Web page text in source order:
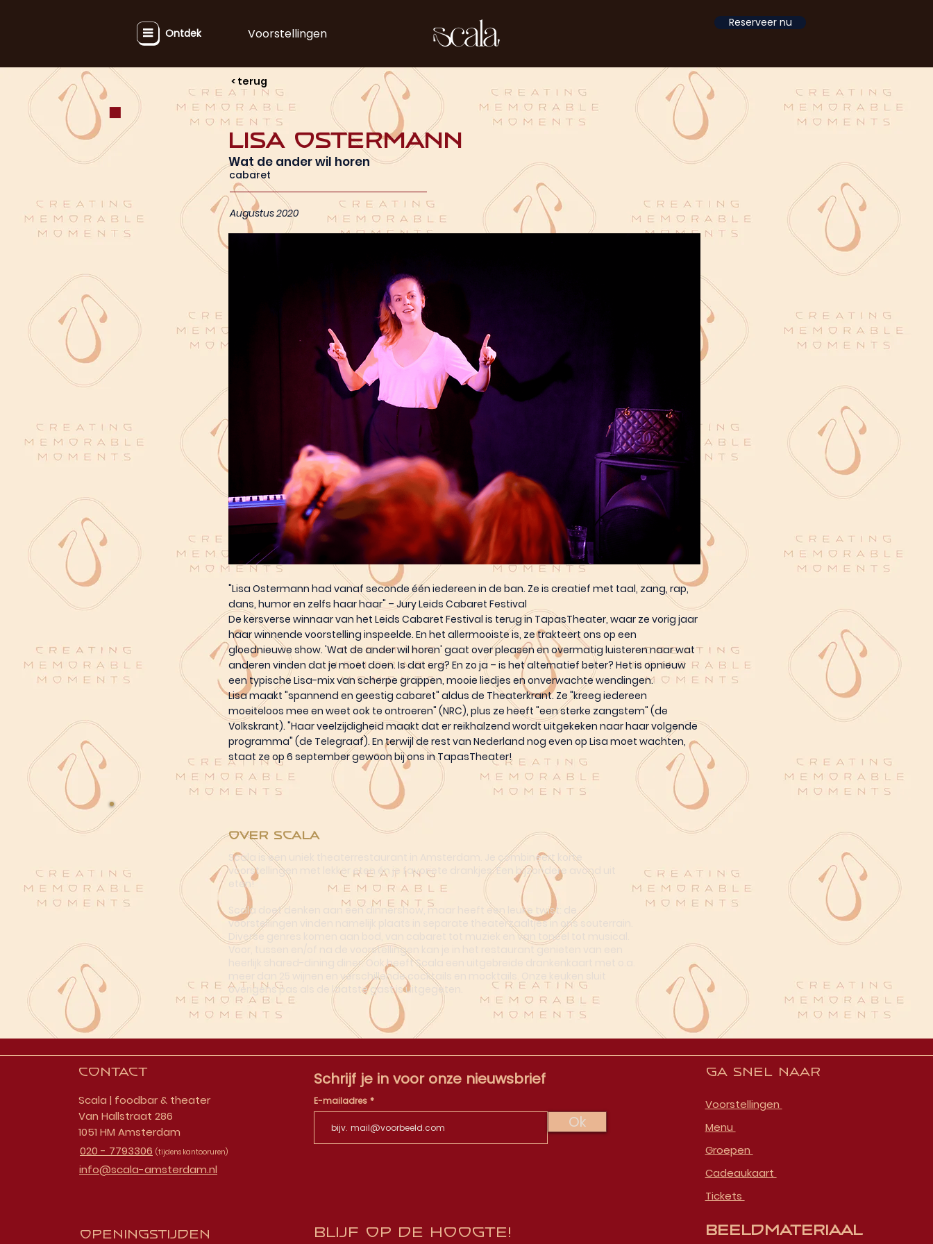
Ontdek Voorstellingen
Reserveer nu
< terug
cabaret
Lisa Ostermann
Wat de ander wil horen
Augustus 2020
"Lisa Ostermann had vanaf seconde één iedereen in de ban. Ze is creatief met taal, zang, rap,
dans, humor en zelfs haar haar" – Jury Leids Cabaret Festival
De kersverse winnaar van het Leids Cabaret Festival is terug in TapasTheater, waar ze vorig jaar
haar winnende voorstelling inspeelde. En het allermooiste is, ze trakteert ons op een
gloednieuwe show. 'Wat de ander wil horen' gaat over pleasen en overmatig luisteren naar wat
anderen vinden dat je moet doen. Is dat erg? En zo ja – is het alternatief beter? Het is opnieuw
een typische Lisa-mix van scherpe grappen, mooie liedjes en onverwachte wendingen.
Lisa maakt "spannend en geestig cabaret" aldus de Theaterkrant. Ze "kreeg iedereen
moeiteloos mee en weet ook te ontroeren" (NRC), plus ze heeft "een sterke zangstem" (de
Volkskrant). "Haar veelzijdigheid maakt dat er reikhalzend wordt uitgekeken naar haar volgende
programma" (de Telegraaf). En terwijl de rest van Nederland nog even op Lisa moet wachten,
staat ze op 6 september gewoon bij ons in TapasTheater!
Over Scala
Scala is een uniek theaterrestaurant in Amsterdam. Je combineert korte
voorstellingen met lekker eten én je favoriete drankjes. Een bijzondere avond uit
eten!
Scala doet denken aan een dinnershow, maar heeft een leuke twist: de
voorstellingen vinden namelijk plaats in separate theaterzaaltjes in ons souterrain.
Diverse genres komen aan bod, van cabaret tot muziek en van toneel tot musical.
Voor, tussen en/of na de voorstellingen kan je in het restaurant genieten van een
heerlijk shared-dining diner. Ook heeft Scala een uitgebreide drankenkaart met o.a.
meer dan 25 wijnen en verschillende cocktails en mocktails. Onze keuken sluit
overigens pas als de laatste gast is uitgegeten.
Contact
Scala | foodbar & theater
Van Hallstraat 286
1051 HM Amsterdam
020 - 7793306 (tijdens kantooruren)
info@scala-amsterdam.nl
Openingstijden
Schrijf je in voor onze nieuwsbrief
E-mailadres
Ok
Blijf op de hoogte!
Ga snel naar
Voorstellingen
Menu
Groepen
Cadeaukaart
Tickets
Beeldmateriaal